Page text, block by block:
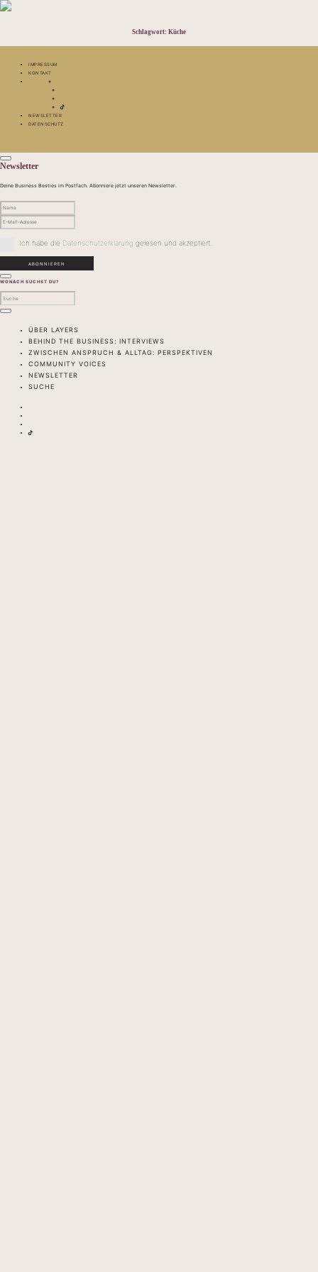
Schlagwort: Küche
IMPRESSUM
KONTAKT
NEWSLETTER
DATENSCHUTZ
Newsletter
Deine Business Besties im Postfach. Abonniere jetzt unseren Newsletter.
Ich habe die Datenschutzerklärung gelesen und akzeptiert.
WONACH SUCHST DU?
ÜBER LAYERS
BEHIND THE BUSINESS: INTERVIEWS
ZWISCHEN ANSPRUCH & ALLTAG: PERSPEKTIVEN
COMMUNITY VOICES
NEWSLETTER
SUCHE